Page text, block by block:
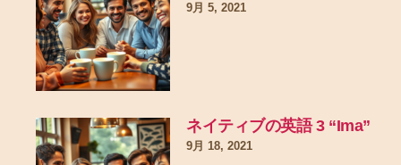
9月 5, 2021
ネイティブの英語 3 “Ima”
9月 18, 2021